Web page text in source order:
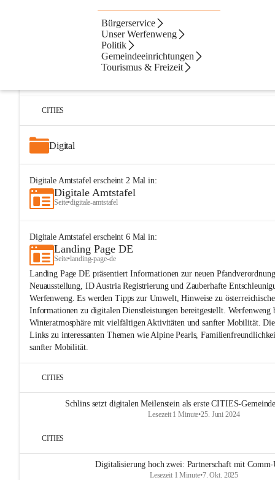
Bürgerservice
Unser Werfenweng
Politik
Gemeindeeinrichtungen
Tourismus & Freizeit
Artikel Dateien
Digitale Amtstafel
CITIES
Digital
Digitale Amtstafelerscheint 2Mal in:
Digitale Amtstafel
Seite•digitale-amtstafel
Digitale Amtstafelerscheint 6Mal in:
Landing Page DE
Seite•landing-page-de
Landing Page DE präsentiert Informationen zur neuen
Neuausstellung, ID Austria Registrierung und Zauberhafte
Werfenweng. Es werden Tipps zur Umwelt, Hinweise zu
Informationen zu digitalen Dienstleistungen bereitgestellt. Werfenweng
Winteratmosphäre mit vielfältigen Aktivitäten und sanfter Mobilität.
Links zu interessanten Themen wie Alpine Pearls,
sanfter Mobilität.
CITIES
Schlins setzt digitalen Meilenstein als erste CITIES-
Lesezeit 1 Minute•25. Juni 2024
CITIES
Digitalisierung hoch zwei: Partnerschaft mit
Lesezeit 1 Minute•7. Okt. 2025